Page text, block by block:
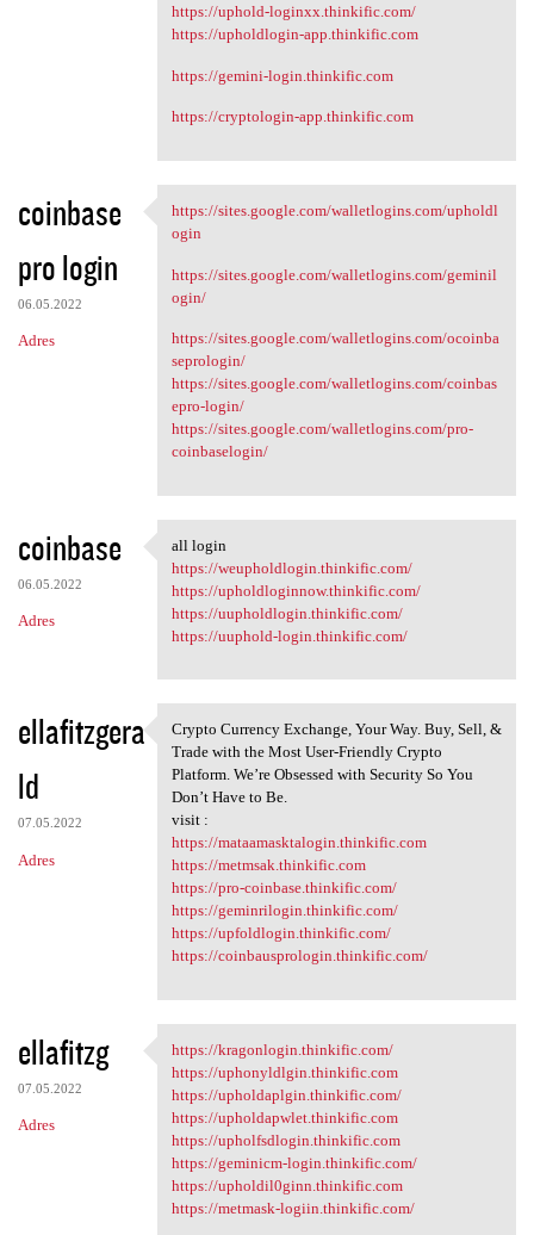
https://uphold-loginxx.thinkific.com/
https://upholdlogin-app.thinkific.com
https://gemini-login.thinkific.com
https://cryptologin-app.thinkific.com
coinbase
pro login
06.05.2022
Adres
https://sites.google.com
https://sites.google.com/walletlogins.com/upholdl
ogin
https://sites.google.com/walletlogins.com/geminil
ogin/
https://sites.google.com/walletlogins.com/ocoinba
seprologin/
https://sites.google.com/walletlogins.com/coinbas
epro-login/
https://sites.google.com/walletlogins.com/pro-
coinbaselogin/
coinbase
06.05.2022
Adres
all login
all login
https://weupholdlogin.thinkific.com/
https://upholdloginnow.thinkific.com/
https://uupholdlogin.thinkific.com/
https://uuphold-login.thinkific.com/
ellafitzgera
ld
07.05.2022
Adres
Crypto Currency Exchange,
Crypto Currency Exchange, Your Way. Buy, Sell, &
Trade with the Most User-Friendly Crypto
Platform. We’re Obsessed with Security So You
Don’t Have to Be.
visit :
https://mataamasktalogin.thinkific.com
https://metmsak.thinkific.com
https://pro-coinbase.thinkific.com/
https://geminrilogin.thinkific.com/
https://upfoldlogin.thinkific.com/
https://coinbausprologin.thinkific.com/
ellafitzg
07.05.2022
Adres
https://kragonlogin.thinkific
https://kragonlogin.thinkific.com/
https://uphonyldlgin.thinkific.com
https://upholdaplgin.thinkific.com/
https://upholdapwlet.thinkific.com
https://upholfsdlogin.thinkific.com
https://geminicm-login.thinkific.com/
https://upholdil0ginn.thinkific.com
https://metmask-logiin.thinkific.com/